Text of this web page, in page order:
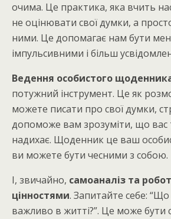
очима. Це практика, яка вчить
не оцінювати свої думки, а
ними. Це допомагає нам бути
імпульсивними і більш
Ведення особистого
потужний інструмент. Це як
можете писати про свої думки,
допоможе вам зрозуміти, що вас
надихає. Щоденник це ваш
ви можете бути чесними з собою.
І, звичайно, самоаналіз та
цінностями. Запитайте себе:
важливо в житті?”. Це може бути